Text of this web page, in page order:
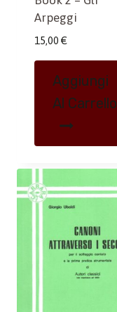
Arpeggi
15,00 €
Aggiungi
Al Carrello